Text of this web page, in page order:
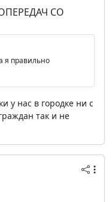
СО
я правильно
у нас в городке ни с
так и не